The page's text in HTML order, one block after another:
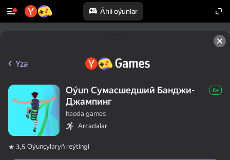
Ähli oýunlar
Yza
Oýun Сумасшедший Банджи-
Джампинг
6+
haoda games
Arcadalar
3,5 Oýunçylaryň reýtingi